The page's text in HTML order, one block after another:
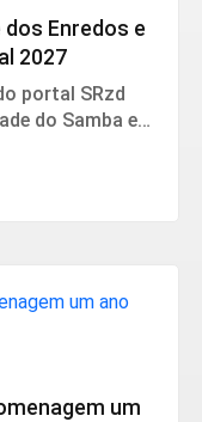
Enredos e
2027
portal SRzd
do Samba e
um